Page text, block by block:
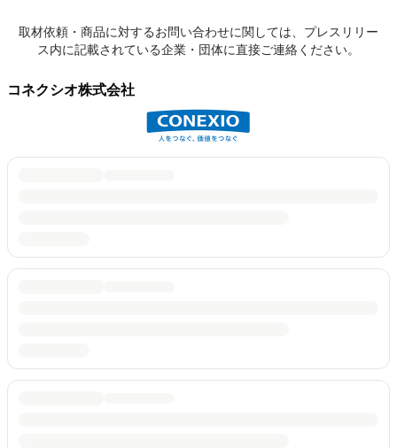
取材依頼・商品に対するお問い合わせに関しては、プレスリリー
ス内に記載されている企業・団体に直接ご連絡ください。
コネクシオ株式会社